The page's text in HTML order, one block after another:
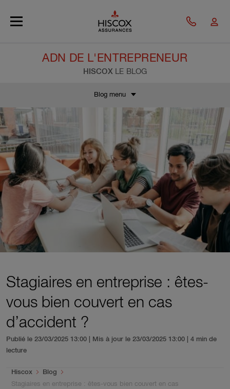
ADN DE L'ENTREPRENEUR
HISCOX LE BLOG
Blog menu
Stagiaires en entreprise : êtes-
vous bien couvert en cas
d’accident ?
Publié le 23/03/2025 13:00 | Mis à jour le 23/03/2025 13:00
| 4 min de
lecture
You are here:
Hiscox
Blog
Stagiaires en entreprise : êtes-vous bien couvert en cas